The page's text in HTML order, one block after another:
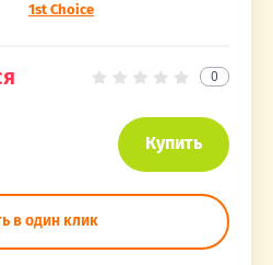
1st Choice
0
Купить
в один клик